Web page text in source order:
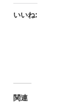
いいね:
関連